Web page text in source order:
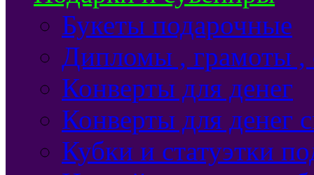
Букеты подарочные
Дипломы , грамоты ,
Конверты для денег
Конверты для денег
Кубки и статуэтки